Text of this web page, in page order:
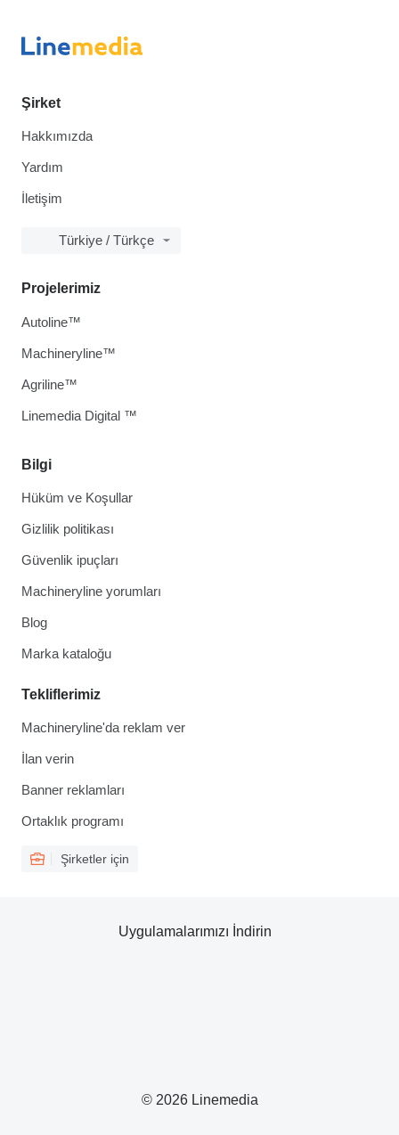
Şirket
Hakkımızda
Yardım
İletişim
Türkiye / Türkçe
Bilgi
Hüküm ve Koşullar
Gizlilik politikası
Güvenlik ipuçları
Machineryline yorumları
Blog
Marka kataloğu
Tekliflerimiz
Machineryline'da reklam ver
İlan verin
Banner reklamları
Ortaklık programı
Şirketler için
Projelerimiz
Autoline™
Machineryline™
Agriline™
Linemedia Digital ™
© 2026 Linemedia
Uygulamalarımızı İndirin